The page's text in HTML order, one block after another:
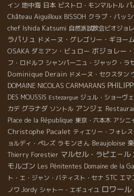
イン 地中海 日本 ビストロ・モンマルトル
Château Aiguilloux BISSOH クラブ・パッ
chef Ishida Katsumi 自然派試飲会ビオジョ
ラパリュ ドメーヌ・グレゴリー・ギヨーム
OSAKA ダミアン・ビュロー ボジョレー
フ・ロドルフ シャンパーニュ・ジャック・ラ
Dominique Derain ドメーヌ・セクスタン
DOMAINE NICOLAS CARMARANS
DES MOUSSIS Estezargue ジュル・ショーヴェ
カデ グラナダ ソントル アンジェ
Place de la République 東京・六本木 アシニ
Christophe Pacalet ティエリー・フォレ
ョルディ・ペレズ ラモンさん Beaujoloise
Thierry Forestier マルセル・ラピエ－ル
モルゴン Les Pénitentes Domaine de la
ト・エ・ジャン・バティスト・セナ STC エマ
ノワ Jordy シャトー・エギュイユ ロワール